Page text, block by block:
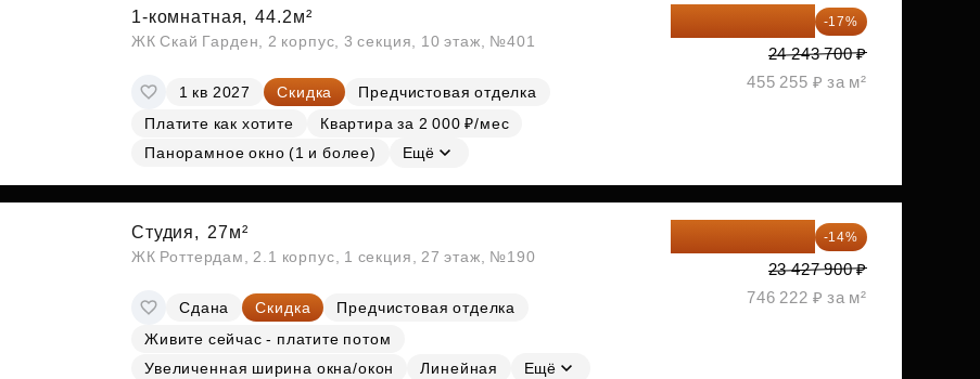
1-комнатная, 44.2м²
ЖК Скай Гарден, 2 корпус, 3 секция, 10 этаж, №401
1 кв 2027 Скидка
Предчистовая отделка
Платите как хотите
Квартира за 2 000 ₽/мес
Панорамное окно (1 и более)
Ещё
-17%
24 243 700 ₽
455 255 ₽ за м²
Студия, 27м²
ЖК Роттердам, 2.1 корпус, 1 секция, 27 этаж, №190
Сдана Скидка
Предчистовая отделка
Живите сейчас - платите потом
Увеличенная ширина окна/окон
Линейная Ещё
-14%
23 427 900 ₽
746 222 ₽ за м²